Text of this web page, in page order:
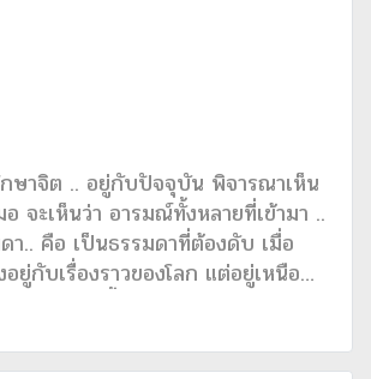
กษาจิต .. อยู่กับปัจจุบัน พิจารณาเห็น
อ จะเห็นว่า อารมณ์ทั้งหลายที่เข้ามา ..
า.. คือ เป็นธรรมดาที่ต้องดับ เมื่อ
อยู่กับเรื่องราวของโลก แต่อยู่เหนือ
เพราะโลกนี้ พระพุทธองค์บัญญัติไว้
กัน